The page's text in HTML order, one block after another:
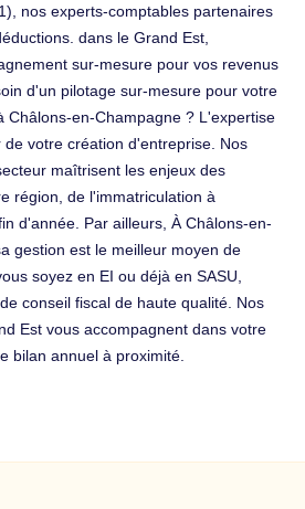
nos experts-comptables partenaires
dans le Grand Est,
sur-mesure pour vos revenus
d'un pilotage sur-mesure pour votre
Châlons-en-Champagne ? L'expertise
votre création d'entreprise. Nos
maîtrisent les enjeux des
région, de l'immatriculation à
d'année. Par ailleurs, À Châlons-en-
gestion est le meilleur moyen de
soyez en EI ou déjà en SASU,
conseil fiscal de haute qualité. Nos
Est vous accompagnent dans votre
bilan annuel à proximité.